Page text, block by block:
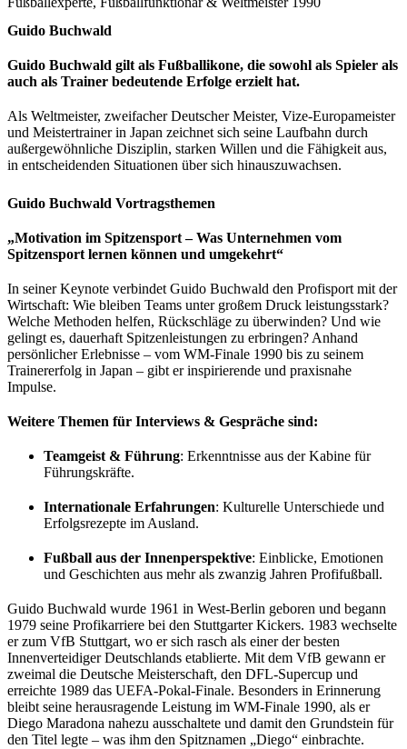
Guido Buchwald
Guido Buchwald gilt als Fußballikone, die sowohl als Spieler als
auch als Trainer bedeutende Erfolge erzielt hat.
Als Weltmeister, zweifacher Deutscher Meister, Vize-Europameister
und Meistertrainer in Japan zeichnet sich seine Laufbahn durch
außergewöhnliche Disziplin, starken Willen und die Fähigkeit aus,
in entscheidenden Situationen über sich hinauszuwachsen.
Guido Buchwald Vortragsthemen
„Motivation im Spitzensport – Was Unternehmen vom
Spitzensport lernen können und umgekehrt“
In seiner Keynote verbindet Guido Buchwald den Profisport mit der
Wirtschaft: Wie bleiben Teams unter großem Druck leistungsstark?
Welche Methoden helfen, Rückschläge zu überwinden? Und wie
gelingt es, dauerhaft Spitzenleistungen zu erbringen? Anhand
persönlicher Erlebnisse – vom WM-Finale 1990 bis zu seinem
Trainererfolg in Japan – gibt er inspirierende und praxisnahe
Impulse.
Weitere Themen für Interviews & Gespräche sind:
Teamgeist & Führung: Erkenntnisse aus der Kabine für
Führungskräfte.
Internationale Erfahrungen: Kulturelle Unterschiede und
Erfolgsrezepte im Ausland.
Fußball aus der Innenperspektive: Einblicke, Emotionen
und Geschichten aus mehr als zwanzig Jahren Profifußball.
Guido Buchwald wurde 1961 in West-Berlin geboren und begann
1979 seine Profikarriere bei den Stuttgarter Kickers. 1983 wechselte
er zum VfB Stuttgart, wo er sich rasch als einer der besten
Innenverteidiger Deutschlands etablierte. Mit dem VfB gewann er
zweimal die Deutsche Meisterschaft, den DFL-Supercup und
erreichte 1989 das UEFA-Pokal-Finale. Besonders in Erinnerung
bleibt seine herausragende Leistung im WM-Finale 1990, als er
Diego Maradona nahezu ausschaltete und damit den Grundstein für
den Titel legte – was ihm den Spitznamen „Diego“ einbrachte.